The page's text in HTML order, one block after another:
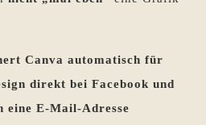
Canva automatisch für
direkt bei Facebook und
eine E-Mail-Adresse